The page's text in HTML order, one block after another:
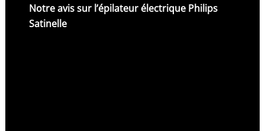
Notre avis sur l’épilateur électrique Philips
Satinelle